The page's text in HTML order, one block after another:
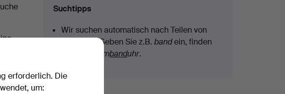
Suchtipps
Wir suchen automatisch nach Teilen von
Begriffen. Geben Sie z.B.bandein, finden
Armbanduhr.
erforderlich. Die
um: